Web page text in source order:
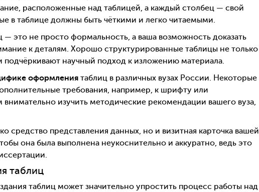
расположенные над таблицей, а каждый столбец — свой
в таблице должны быть чёткими и легко читаемыми.
это не просто формальность, а ваша возможность доказать
к деталям. Хорошо структурированные таблицы не только
научный подход к изложению материала.
оформления таблиц в различных вузах России. Некоторые
требования, например, к шрифту или
изучить методические рекомендации вашего вуза,
средство представления данных, но и визитная карточка вашей
она была выполнена неукоснительно и аккуратно, ведь это
таблиц
таблиц может значительно упростить процесс работы над